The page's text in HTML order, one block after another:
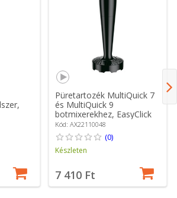
Püretartozék MultiQuick 7
és MultiQuick 9
botmixerekhez, EasyClick
Plus rendszer, fekete -
Braun
Kód: AX22110048
(0)
Készleten
7 410 Ft